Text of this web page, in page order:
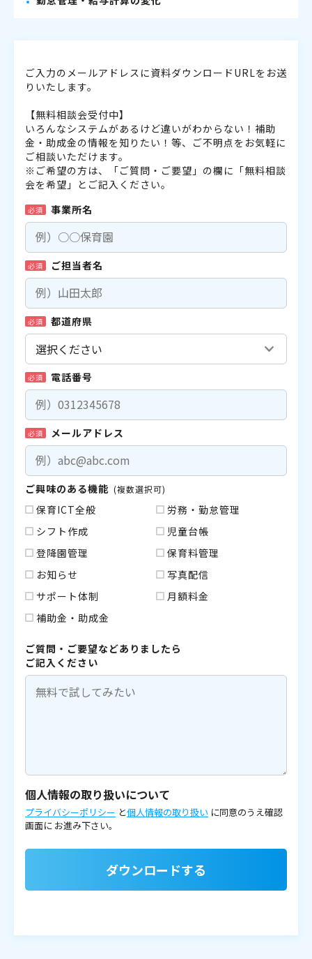
ご入力のメールアドレスに資料ダウンロードURLをお送
りいたします。
【無料相談会受付中】
いろんなシステムがあるけど違いがわからない！補助
金・助成金の情報を知りたい！等、ご不明点をお気軽に
ご相談いただけます。
※ご希望の方は、「ご質問・ご要望」の欄に「無料相談
会を希望」とご記入ください。
必須 事業所名
必須 ご担当者名
必須 都道府県
必須 電話番号
必須 メールアドレス
ご興味のある機能 (複数選択可)
保育ICT全般
労務・勤怠管理
シフト作成
児童台帳
登降園管理
保育料管理
お知らせ
写真配信
サポート体制
月額料金
補助金・助成金
ご質問・ご要望などありましたら
ご記入ください
個人情報の取り扱いについて
プライバシーポリシー と個人情報の取り扱い に同意のうえ確認
画面に お進み下さい。
ダウンロードする